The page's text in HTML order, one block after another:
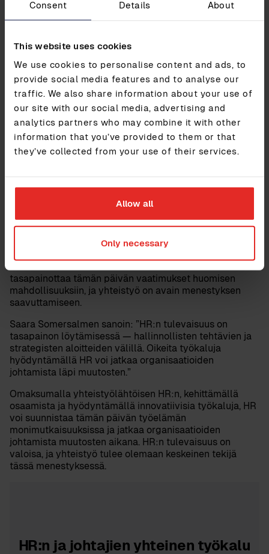
Consent Details About
This website uses cookies
We use cookies to personalise content and ads, to
provide social media features and to analyse our
traffic. We also share information about your use of
our site with our social media, advertising and
analytics partners who may combine it with other
information that you’ve provided to them or that
they’ve collected from your use of their services.
Allow all
Only necessary
odottamattomia haasteita itsevarmasti.
Suunnittele keskitetyn datan avulla: Käytä
paikassa varmistaaksesi perustellun ja
määrätietoisen suunnittelun.
Tehosta prosesseja: Muunna tiedot
käytännöllisiksi oivalluksiksi, vähennä
hallinnollista työtä ja vapauta HR keskittymään
suurempiin kokonaisuuksiin.
Mahdollista älykkäämpi johtaminen: Anna
johtajille täydellinen näkyvyys henkilöstöönsä —
mukaan lukien taidot, palkat ja audit trailit.
HR:n tulevaisuus on
yhteistyölähtöinen
Yhteistyöhön perustuva HR on tulevaisuuden suunta. Se
tarkoittaa perinteisten roolien ylittämistä ja
kokonaisvaltaisemman, tiimiorientoituneen
tasapainottaa tämän päivän vaatimukset huomisen
mahdollisuuksiin, ja yhteistyö on avain menestyksen
saavuttamiseen.
Saara Somersalmen sanoin: ”HR:n tulevaisuus on
tasapainon löytämisessä — hallinnollisten tehtävien ja
strategisten aloitteiden välillä. Oikeita työkaluja
hyödyntämällä HR voi jatkaa organisaatioiden
johtamista läpi muutosten.”
Omaksumalla yhteistyölähtöisen HR:n, kehittämällä
osaamista ja hyödyntämällä innovatiivisia työkaluja, HR
voi suunnistaa tämän päivän työelämän
monimutkaisuuksissa ja jatkaa organisaatioiden
johtamista muutosten aikana. HR:n tulevaisuus on
valoisa, ja yhteistyö tulee olemaan keskeinen tekijä
tässä menestyksessä.
HR:n ja johtajien yhteinen työkalu